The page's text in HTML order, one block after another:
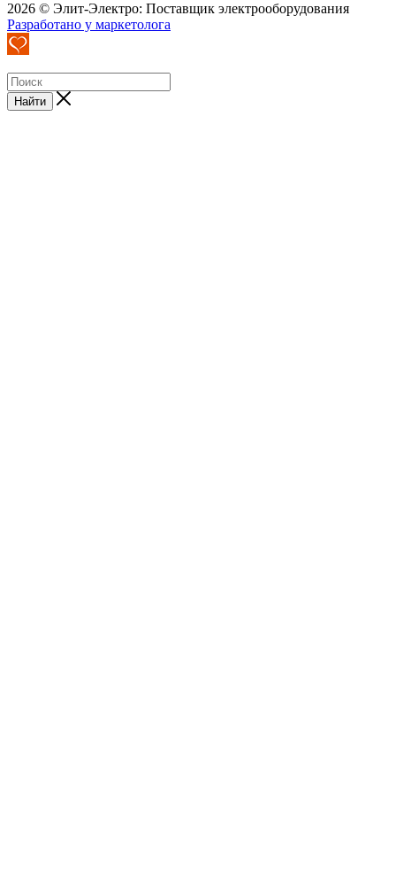
2026 © Элит-Электро: Поставщик электрооборудования
Разработано у маркетолога
Найти